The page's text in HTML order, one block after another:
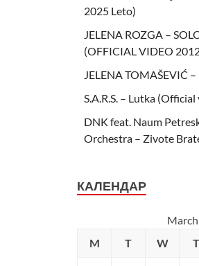
2025 Leto)
JELENA ROZGA –
(OFFICIAL VIDEO
JELENA TOMAŠEVIĆ
S.A.R.S. – Lutka (Official
DNK feat. Naum
Orchestra – Zivote
КАЛЕНДАР
M
T W T